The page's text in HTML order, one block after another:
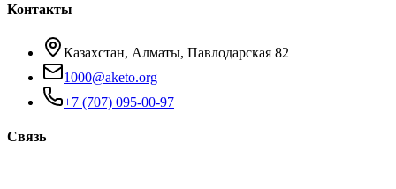
Контакты
Казахстан, Алматы, Павлодарская 82
1000@aketo.org
+7 (707) 095-00-97
Связь